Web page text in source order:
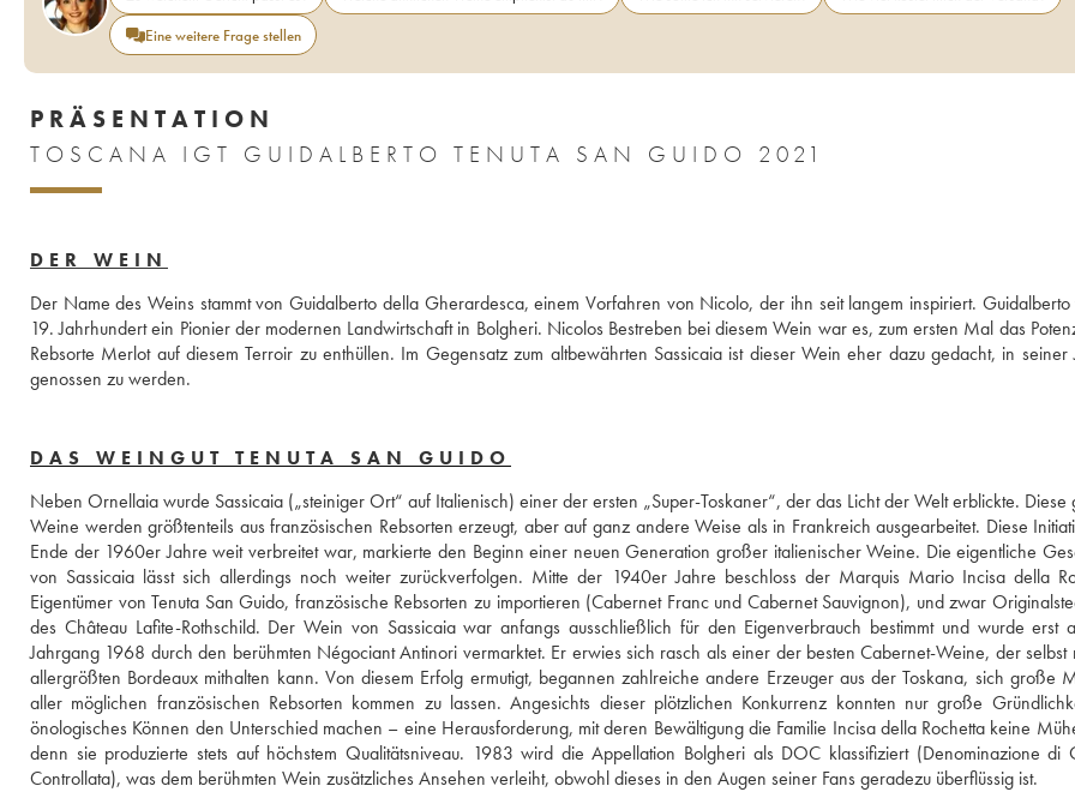
Eine weitere Frage stellen
PRÄSENTATION
TOSCANA IGT GUIDALBERTO TENUTA SAN GUIDO 2021
DER WEIN
Der Name des Weins stammt von Guidalberto della Gherardesca, einem Vorfahren von Nicolo, der ihn seit langem inspiriert.
19. Jahrhundert ein Pionier der modernen Landwirtschaft in Bolgheri. Nicolos Bestreben bei diesem Wein war es, zum ersten Mal das
Rebsorte Merlot auf diesem Terroir zu enthüllen. Im Gegensatz zum altbewährten Sassicaia ist dieser Wein eher dazu gedacht, in seiner
genossen zu werden.
DAS WEINGUT TENUTA SAN GUIDO
Neben Ornellaia wurde Sassicaia („steiniger Ort“ auf Italienisch) einer der ersten „Super-Toskaner“, der das Licht der Welt erblickte. Diese
Weine werden größtenteils aus französischen Rebsorten erzeugt, aber auf ganz andere Weise als in Frankreich ausgearbeitet. Diese
Ende der 1960er Jahre weit verbreitet war, markierte den Beginn einer neuen Generation großer italienischer Weine. Die eigentliche
von Sassicaia lässt sich allerdings noch weiter zurückverfolgen. Mitte der 1940er Jahre beschloss der Marquis Mario Incisa della
Eigentümer von Tenuta San Guido, französische Rebsorten zu importieren (Cabernet Franc und Cabernet Sauvignon), und zwar
des Château Lafite-Rothschild. Der Wein von Sassicaia war anfangs ausschließlich für den Eigenverbrauch bestimmt und wurde erst
Jahrgang 1968 durch den berühmten Négociant Antinori vermarktet. Er erwies sich rasch als einer der besten Cabernet-Weine, der selbst
allergrößten Bordeaux mithalten kann. Von diesem Erfolg ermutigt, begannen zahlreiche andere Erzeuger aus der Toskana, sich große
aller möglichen französischen Rebsorten kommen zu lassen. Angesichts dieser plötzlichen Konkurrenz konnten nur große
önologisches Können den Unterschied machen – eine Herausforderung, mit deren Bewältigung die Familie Incisa della Rochetta keine
denn sie produzierte stets auf höchstem Qualitätsniveau. 1983 wird die Appellation Bolgheri als DOC klassifiziert (Denominazione di
Controllata), was dem berühmten Wein zusätzliches Ansehen verleiht, obwohl dieses in den Augen seiner Fans geradezu überflüssig ist.